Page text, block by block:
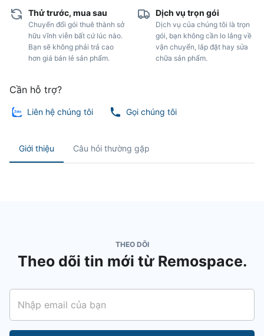
Thử trước, mua sau
Chuyển đổi gói thuê thành sở
hữu vĩnh viễn bất cứ lúc nào.
Bạn sẽ không phải trả cao
hơn giá bán lẻ sản phẩm.
Dịch vụ trọn gói
Dịch vụ của chúng tôi là trọn
gói, bạn không cần lo lắng về
vận chuyển, lắp đặt hay sửa
chữa sản phẩm.
Cần hỗ trợ?
Liên hệ chúng tôi Gọi chúng tôi
Giới thiệu Câu hỏi thường gặp
THEO DÕI
Theo dõi tin mới từ Remospace.